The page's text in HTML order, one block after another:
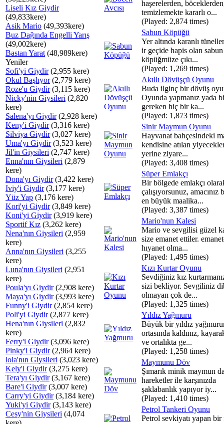
Liseli Kız Giydir
(49,833kere)
Asik Mario (49,393kere)
Buz Dağında Engelli Yarış
(49,002kere)
Bastan Yarat (48,989kere)
Yeniler
Sofi'yi Giydir(2,955 kere)
Okul Başlıyor(2,779 kere)
Roze'u Giydir(3,115 kere)
Nicky'nin Giysileri (2,820
kere)
Salena'yı Giydir(2,928 kere)
Keny'i Giydir(3,316 kere)
Silviya Giydir(3,027 kere)
Uma'yı Giydir(3,523 kere)
Jil'in Giysileri (2,747 kere)
Enna'nın Giysileri (2,879
kere)
Dona'yı Giydir(3,422 kere)
Iviy'i Giydir(3,177 kere)
Yüz Yap (3,176 kere)
Kori'yi Giydir(3,849 kere)
Koni'yi Giydir(3,919 kere)
Sportif Kız (3,262 kere)
Nena'nın Giysileri (2,959
kere)
Anna'nın Giysileri (3,255
kere)
Luna'nın Giysileri (2,951
kere)
Poula'yı Giydir(2,908 kere)
Maya'yı Giydir(3,993 kere)
Funny'i Giydir(2,854 kere)
Poli'yi Giydir(2,877 kere)
Hena'nın Giysileri (2,832
kere)
Ferry'i Giydir(3,096 kere)
Pinky'i Giydir(2,964 kere)
lola'nın Giysileri (3,023 kere)
Kely'i Giydir(3,275 kere)
Tera'yı Giydir(3,167 kere)
Bare'i Giydir(3,007 kere)
Carry'yi Giydir(3,184 kere)
Yuki'yi Giydir(3,143 kere)
Cesy'nin Giysileri (4,074
haşerelerden,
temizlemekte kararlı o...
(Played: 2,874 times)
Sabun Köpüğü
Yer altında karanlı
ir geçide hapis olan sabun
köpüğmüze çıkı...
(Played: 1,269 times)
Akıllı Dövüşçü Oyunu
Buda ilginç bir dövüş
Oyunda yapmanız yada
gereken hiç bir ka...
(Played: 1,873 times)
Sinir Maymun Oyunu
Hayvanat bahçesindeki
kendisine atılan
yerine ziyare...
(Played: 3,408 times)
Süper Emlakçı
Bir bölgede emlakçı
çalışıyorsunuz, amacınız
en büyük maalika...
(Played: 3,387 times)
Mario'nun Kalesi
Mario ve sevgilisi güzel
size emanet ettiler.
hıyanet olma...
(Played: 1,495 times)
Kızı Kurtar Oyunu
Sevdiğiniz kız
sizi bekliyor. Sevgiliniz
olmayan çok de...
(Played: 1,325 times)
Yıldız Yağmuru
Büyük bir yıldız
ortasında kaldınız,
ve ortalıkta ge...
(Played: 1,258 times)
Maymunu Döv
Şımarık minik maymun
hareketler ile karşınızda
şaklabanlık yapıyor iy...
(Played: 1,410 times)
Petrol Tankeri Oyunu
Petrol sevkiyatı yapan